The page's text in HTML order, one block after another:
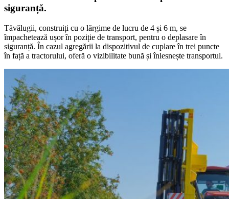
siguranță.
Tăvălugii, construiți cu o lărgime de lucru de 4 și 6 m, se
împachetează ușor în poziție de transport, pentru o deplasare în
siguranță. În cazul agregării la dispozitivul de cuplare în trei puncte
în față a tractorului, oferă o vizibilitate bună și înlesnește transportul.